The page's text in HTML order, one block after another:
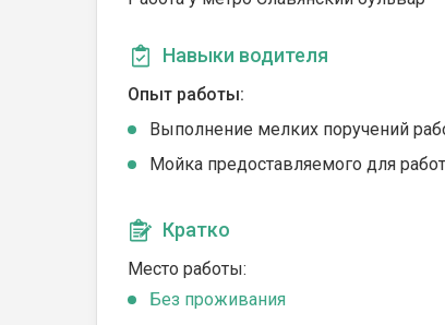
Навыки водителя
Опыт работы:
Выполнение мелких поручений
Мойка предоставляемого для
Кратко
Место работы:
Без проживания